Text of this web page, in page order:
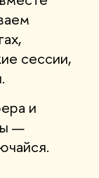
сессии,
и
—